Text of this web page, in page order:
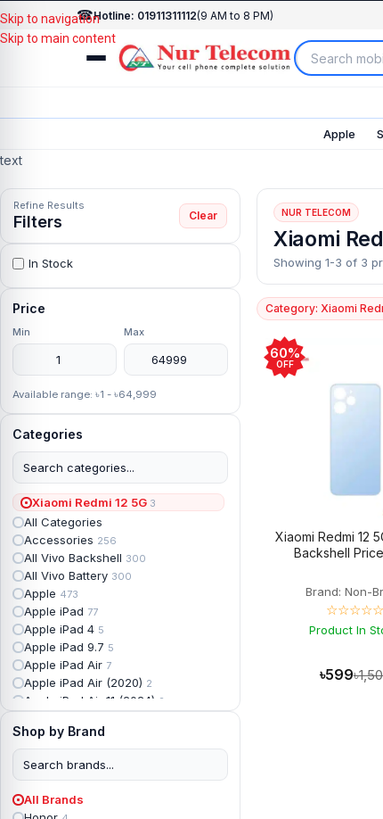
☎Hotline: 01911311112(9 AM to 8 PM)
Apple
Skip to navigation
Skip to main content
text
Refine Results
Filters Clear
In Stock
Price
Min Max
Available range: ৳1 - ৳64,999
Categories
Xiaomi Redmi 12 5G 3
All Categories
Accessories 256
All Vivo Backshell 300
All Vivo Battery 300
Apple 473
Apple iPad 77
Apple iPad 4 5
Apple iPad 9.7 5
Apple iPad Air 7
Apple iPad Air (2020) 2
Apple iPad Air 11 (2024) 2
Apple iPad Backshell
Apple iPad Battery
Apple iPad Display
Apple iPad mini 2
Shop by Brand
All Brands
NUR TELECOM
Xiaomi
Showing 1-3 of 3
Category: Xiaomi
60%
OFF
Xiaomi Redmi 12
Backshell
Brand: Non-
☆☆☆☆☆
Product In
৳599